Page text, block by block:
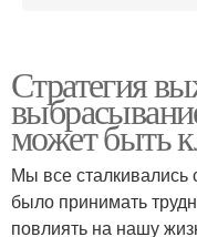
Стратегия
может быть
Мы все сталкивались
было принимать
повлиять на нашу